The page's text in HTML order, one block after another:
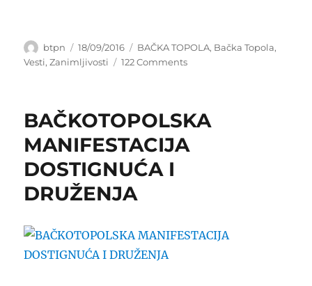
Author
btpn
Posted
on
18/09/2016 Categories
BAČKA TOPOLA, Bačka Topola,
Vesti,Zanimljivosti 122 Commentson
U
TOPOLI
BAČKOTOPOLSKA
MANIFESTACIJA
DOSTIGNUĆA I
DRUŽENJA